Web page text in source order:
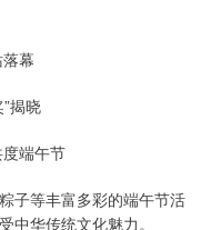
幕
揭晓
端午节
等丰富多彩的端午节活
中华传统文化魅力。